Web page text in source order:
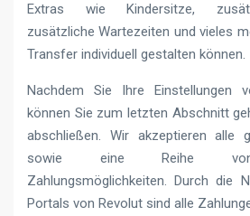
Extras wie Kindersitze,
zusätzliche Wartezeiten und vieles
Transfer individuell gestalten können.
Nachdem Sie Ihre Einstellungen
können Sie zum letzten Abschnitt
abschließen. Wir akzeptieren alle
sowie eine Reihe von
Zahlungsmöglichkeiten. Durch die
Portals von Revolut sind alle